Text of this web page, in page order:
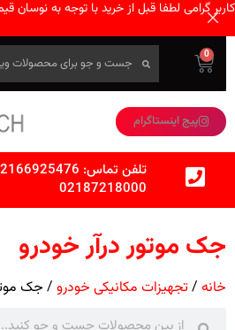
0
پیج اینستاگرام
تلفن تماس:
02187218000
جک موتور درآر خودرو
خانه تجهیزات مکانیکی خودرو جک
کاربر گرامی لطفا قبل از خرید با توجه به نوسان